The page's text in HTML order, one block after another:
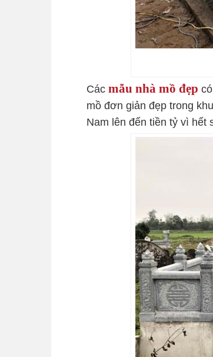
Các mẫu nhà mồ đẹp
mồ đơn giản đẹp trong
Nam lên đến tiền tỷ vì hết